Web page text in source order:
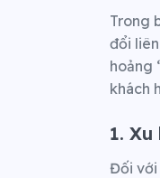
Trong
đổi
hoảng
khách
1.
Đối với